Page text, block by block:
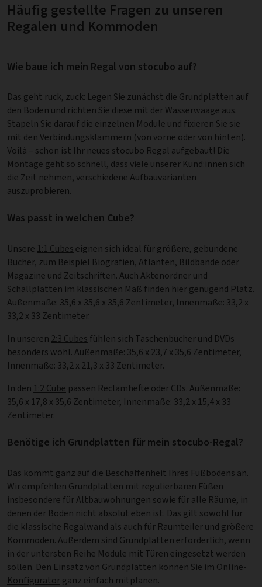
Häufig gestellte Fragen zu unseren
Regalen und Kommoden
Wie baue ich mein Regal von stocubo auf?
Das geht ruck, zuck: Legen Sie zunächst die Grundplatten auf
den Boden und richten Sie diese mit der Wasserwaage aus.
Stapeln Sie darauf die einzelnen Module und fixieren Sie sie
mit den Verbindungsklammern (von vorne oder von hinten).
Voilà – schon ist Ihr neues stocubo Regal aufgebaut! Die
Montage geht so schnell, dass viele unserer Kund:innen sich
die Zeit nehmen, verschiedene Aufbauvarianten
auszuprobieren.
Was passt in welchen Cube?
Unsere 1:1 Cubeseignen sich ideal für größere, gebundene
Bücher, zum Beispiel Biografien, Atlanten, Bildbände oder
Magazine und Zeitschriften. Auch Aktenordner und
Schallplatten im klassischen Maß finden hier genügend Platz.
Außenmaße: 35,6 x 35,6 x 35,6 Zentimeter, Innenmaße: 33,2 x
33,2 x 33 Zentimeter.
In unseren 2:3 Cubes fühlen sich Taschenbücher und DVDs
besonders wohl. Außenmaße: 35,6 x 23,7 x 35,6 Zentimeter,
Innenmaße: 33,2 x 21,3 x 33 Zentimeter.
In den 1:2 Cube passen Reclamhefte oder CDs. Außenmaße:
35,6 x 17,8 x 35,6 Zentimeter, Innenmaße: 33,2 x 15,4 x 33
Zentimeter.
Benötige ich Grundplatten für mein stocubo-Regal?
Das kommt ganz auf die Beschaffenheit Ihres Fußbodens an.
Wir empfehlen Grundplatten mit regulierbaren Füßen
insbesondere für Altbauwohnungen sowie für alle Räume, in
denen der Boden nicht absolut eben ist. Das gilt sowohl für
die klassische Regalwand als auch für Raumteiler und größere
Kommoden. Außerdem sind Grundplatten erforderlich, wenn
in der untersten Reihe Module mit Türen eingesetzt werden
sollen. Den Einsatz von Grundplatten können Sie im Online-
Konfiguratorganz einfach mitplanen.